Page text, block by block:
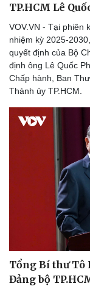
Thể thao
TP.HCM Lê
VOV.VN - Tại phiên
nhiệm kỳ 2025-
quyết định của Bộ
định ông Lê Quốc
Chấp hành, Ban
Thành ủy TP.HCM.
Tổng Bí thư Tô
Đảng bộ